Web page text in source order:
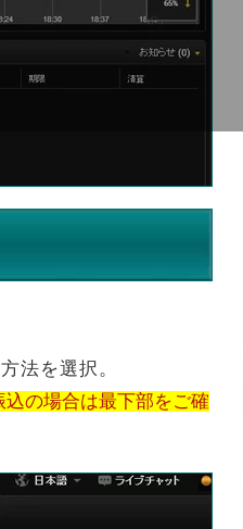
法を選択。
の場合は最下部をご確